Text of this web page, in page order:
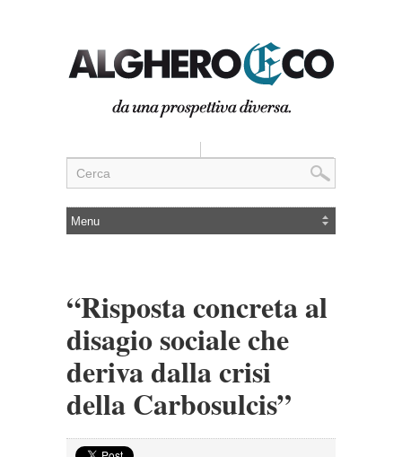
“Risposta concreta al
disagio sociale che
deriva dalla crisi
della Carbosulcis”